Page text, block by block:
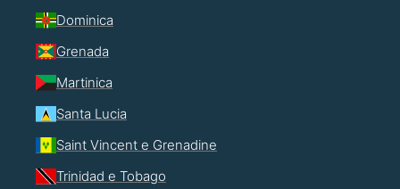
Dominica
Grenada
Martinica
Santa Lucia
Saint Vincent e Grenadine
Trinidad e Tobago